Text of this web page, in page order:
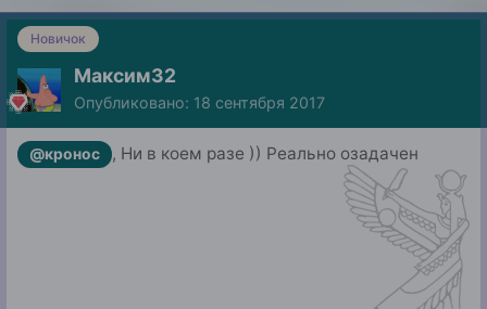
Новичок
Максим32
Опубликовано: 18 сентября 2017
@кронос , Ни в коем разе )) Реально озадачен